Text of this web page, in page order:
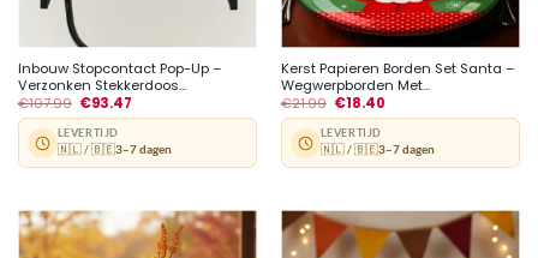
Inbouw Stopcontact Pop-Up –
Verzonken Stekkerdoos...
€107.99 €93.47
LEVERTIJD
🇳🇱 / 🇧🇪3–7 dagen
Kerst Papieren Borden Set Santa –
Wegwerpborden Met...
€21.99 €18.40
LEVERTIJD
🇳🇱 / 🇧🇪3–7 dagen